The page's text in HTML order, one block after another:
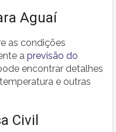
Aguaí
as condições
a previsão do
encontrar detalhes
e outras
Civil